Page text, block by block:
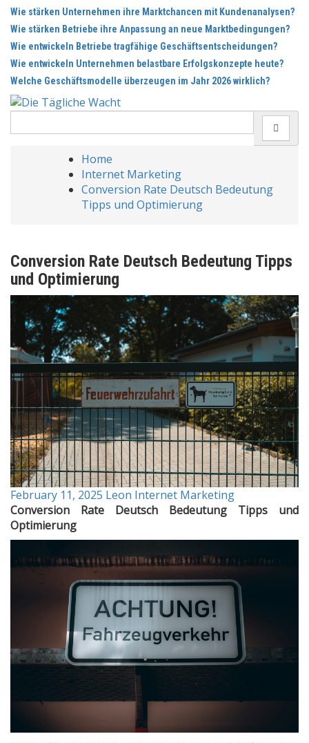
Skip
to
Wie stärken Unternehmen ihre Marktchancen mit Kundenanalysen?
Wie stärken Betriebe ihre Anpassung an neue Marktbedingungen?
Wie entwickeln Betriebe tragfähige Geschäftsentscheidungen?
Wie entwickeln Unternehmen belastbare Erfolgskonzepte heute?
Welche Geschäftsmodelle überzeugen im Jahr 2026 wirklich?
for:
Home
Internet Marketing
Conversion Rate Deutsch Bedeutung
Tipps und Optimierung
Conversion Rate Deutsch Bedeutung Tipps
und Optimierung
February 11, 2025 Leon Internet Marketing
Conversion Rate Deutsch Bedeutung Tipps und
Optimierung